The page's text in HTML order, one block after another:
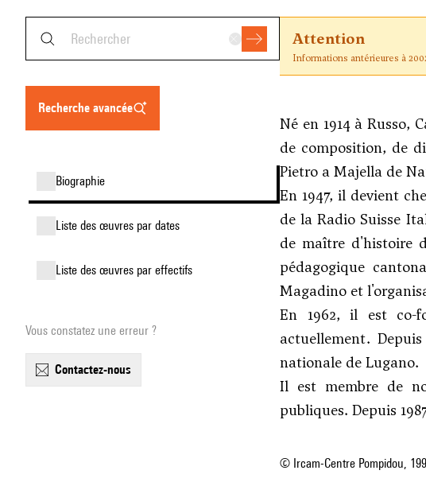
recherche avancée
biographie
liste des œuvres par dates
liste des œuvres par effectifs
Vous constatez une erreur ?
contactez-nous
Attention
Informations antérieures à
Né en 1914 à Russo,
de composition, de
Pietro a Majella de
En 1947, il devient
de la Radio Suisse
de maître d'histoire
pédagogique
Magadino et
En 1962, il est co-
actuellement.
nationale de Lugano.
Il est membre de
publiques. Depuis
© Ircam-Centre Pompidou,